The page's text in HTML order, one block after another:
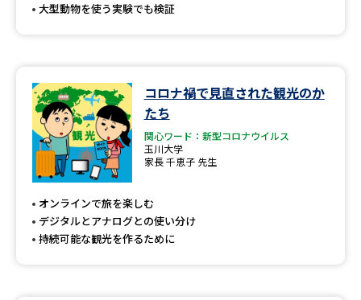
学問のミニ講義「夢ナビ講義」 学問分野解説
学問の教科書 夢ナビライブ
ユーザーサポート
Ｑ＆Ａ よくあるご質問 大学進学IDについて
大型動物を使う実験でも検証
コロナ禍で見直された観光のか
たち
関心ワード：新型コロナウイルス
玉川大学
家長 千恵子 先生
オンラインで旅を楽しむ
デジタルとアナログとの使い分け
持続可能な観光を作るために